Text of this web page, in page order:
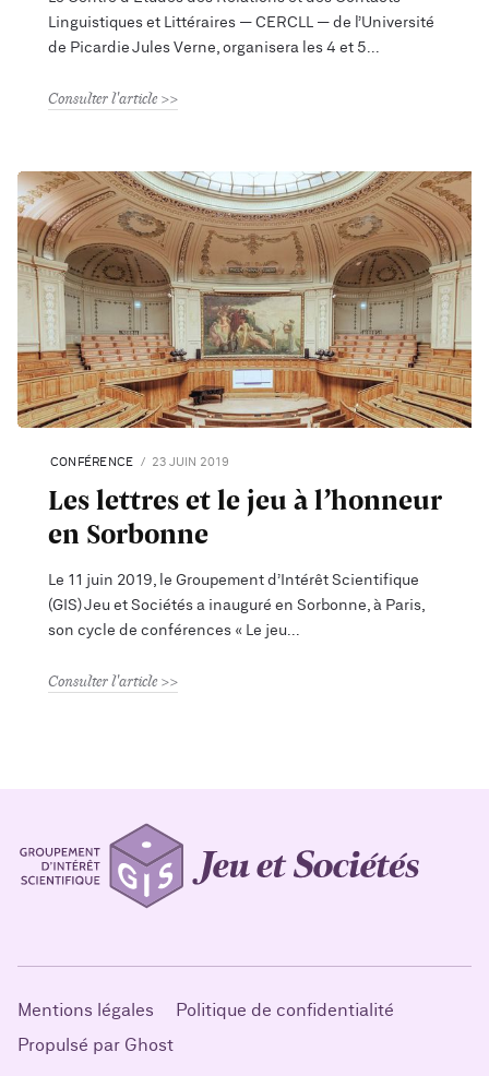
Linguistiques et Littéraires — CERCLL — de l’Université
de Picardie Jules Verne, organisera les 4 et 5
Consulter l'article
CONFÉRENCE 23 JUIN 2019
Les lettres et le jeu à l’honneur
en Sorbonne
Le 11 juin 2019, le Groupement d’Intérêt Scientifique
(GIS) Jeu et Sociétés a inauguré en Sorbonne, à Paris,
son cycle de conférences « Le jeu
Consulter l'article
Mentions légales
Politique de confidentialité
Propulsé par Ghost